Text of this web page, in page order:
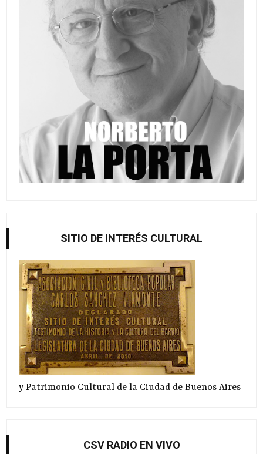
SITIO DE INTERÉS CULTURAL
y Patrimonio Cultural de la Ciudad de Buenos Aires
CSV RADIO EN VIVO